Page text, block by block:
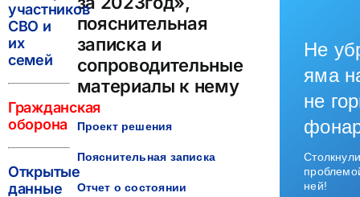
пояснительная
записка и
сопроводительные
материалы к нему
Проект решения
Пояснительная записка
Отчет о состоянии
участников
СВО и
их
семей
Гражданская
оборона
Открытые
данные
Не
яма
не
ней!